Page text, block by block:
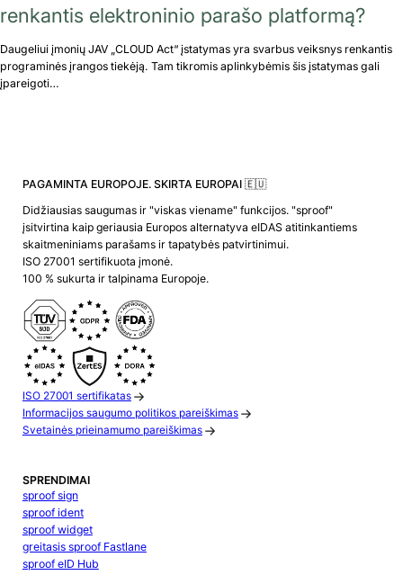
renkantis elektroninio parašo platformą?
Daugeliui įmonių JAV „CLOUD Act“ įstatymas yra svarbus veiksnys renkantis
programinės įrangos tiekėją. Tam tikromis aplinkybėmis šis įstatymas gali
įpareigoti…
PAGAMINTA EUROPOJE. SKIRTA EUROPAI 🇪🇺
Didžiausias saugumas ir "viskas viename" funkcijos. "sproof"
įsitvirtina kaip geriausia Europos alternatyva eIDAS atitinkantiems
skaitmeniniams parašams ir tapatybės patvirtinimui.
ISO 27001 sertifikuota įmonė.
100 % sukurta ir talpinama Europoje.
ISO 27001 sertifikatas
Informacijos saugumo politikos pareiškimas
Svetainės prieinamumo pareiškimas
SPRENDIMAI
sproof sign
sproof ident
sproof widget
greitasis sproof Fastlane
sproof eID Hub